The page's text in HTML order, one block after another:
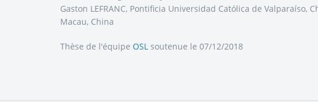
Gaston LEFRANC, Pontificia Universidad Católica de
Macau, China
Thèse de l'équipe OSL soutenue le 07/12/2018